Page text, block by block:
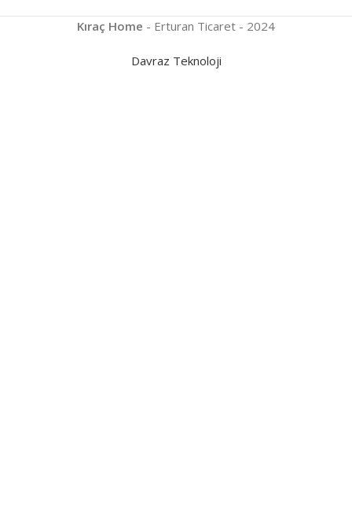
Kıraç Home - Erturan Ticaret - 2024
Davraz Teknoloji